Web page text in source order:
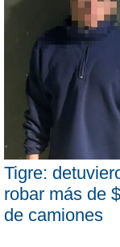
Tigre:
robar más de
de camiones